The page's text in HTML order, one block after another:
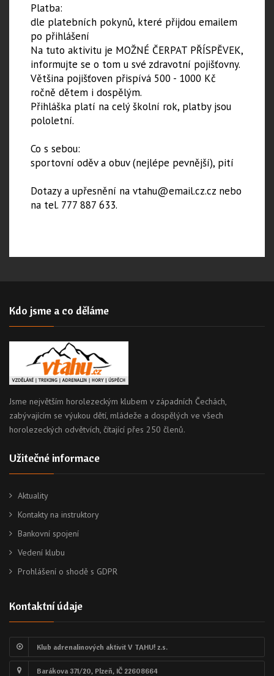
Platba:
dle platebních pokynů, které přijdou emailem
po přihlášení
Na tuto aktivitu je MOŽNÉ ČERPAT PŘÍSPĚVEK,
informujte se o tom u své zdravotní pojišťovny.
Většina pojišťoven přispívá 500 - 1000 Kč
ročně dětem i dospělým.
​Přihláška platí na celý školní rok, platby jsou
pololetní.
Co s sebou:
sportovní oděv a obuv (nejlépe pevnější), pití
Dotazy a upřesnění na vtahu@email.cz.cz nebo
na tel. 777 887 633.
Kdo jsme a co děláme
Jsme největším horolezeckým klubem v západních Čechách,
zabývajícím se výukou dětí, mládeže a dospělých ve všech
horolezeckých odvětvích, čítající přes 250 členů.
Užitečné informace
Aktuality
Kontakty na instruktory
Bankovní spojení
Vedení klubu
Prohlášení o shodě s GDPR
Kontaktní údaje
Klub adrenalinových aktivit V TAHU! z.s.
Barákova 371/20, Plzeň, IČ 22608664